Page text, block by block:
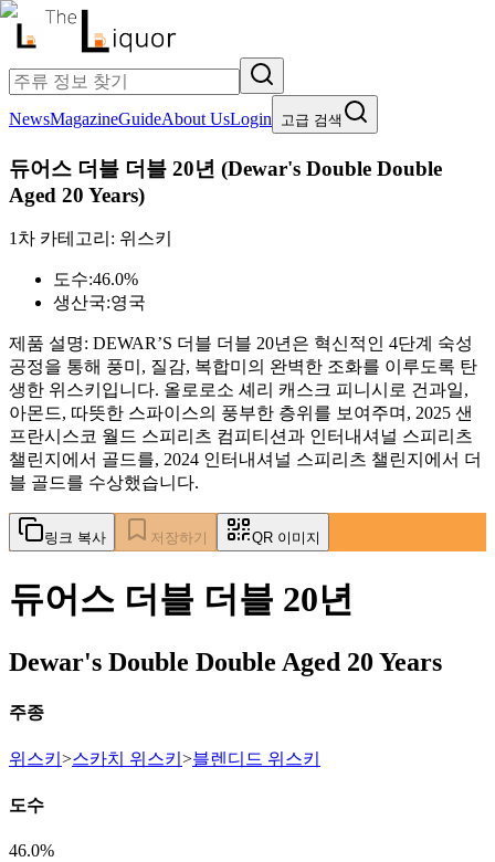
NewsMagazineGuideAbout UsLogin 고급 검색
듀어스 더블 더블 20년 (Dewar's Double Double
Aged 20 Years)
1차 카테고리: 위스키
도수:46.0%
생산국:영국
제품 설명: DEWAR’S 더블 더블 20년은 혁신적인 4단계 숙성
공정을 통해 풍미, 질감, 복합미의 완벽한 조화를 이루도록 탄
생한 위스키입니다. 올로로소 셰리 캐스크 피니시로 건과일,
아몬드, 따뜻한 스파이스의 풍부한 층위를 보여주며, 2025 샌
프란시스코 월드 스피리츠 컴피티션과 인터내셔널 스피리츠
챌린지에서 골드를, 2024 인터내셔널 스피리츠 챌린지에서 더
블 골드를 수상했습니다.
링크 복사 저장하기 QR 이미지
듀어스 더블 더블 20년
Dewar's Double Double Aged 20 Years
주종
위스키 >스카치 위스키 >블렌디드 위스키
도수
46.0%